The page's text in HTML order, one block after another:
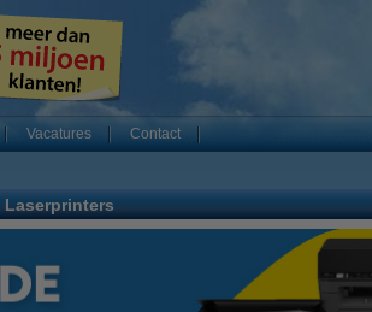
Vacatures Contact
Laserprinters